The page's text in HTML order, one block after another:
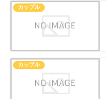
カップル
カップル